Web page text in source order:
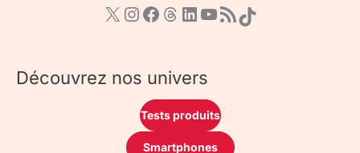
Découvrez nos univers
Tests produits
Smartphones